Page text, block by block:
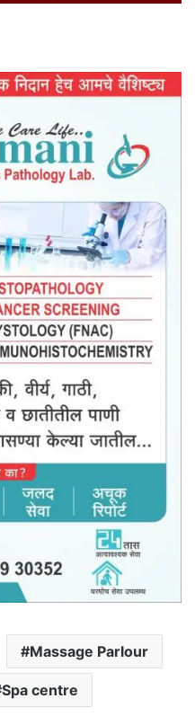
Massage Parlour
Spa centre